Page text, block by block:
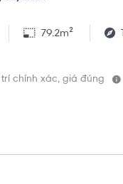
79.2m²
chính xác, giá đúng